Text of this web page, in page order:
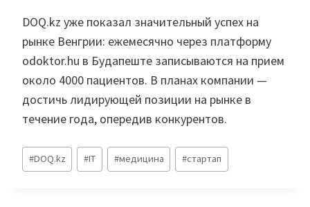
DOQ.kz уже показал значительный успех на
рынке Венгрии: ежемесячно через платформу
odoktor.hu в Будапеште записываются на прием
около 4000 пациентов. В планах компании —
достичь лидирующей позиции на рынке в
течение года, опередив конкурентов.
Метки
записи:
#DOQ.kz #IT #медицина #стартап